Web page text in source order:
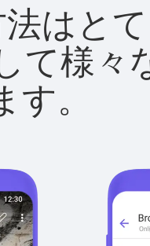
はとて
て様々
。